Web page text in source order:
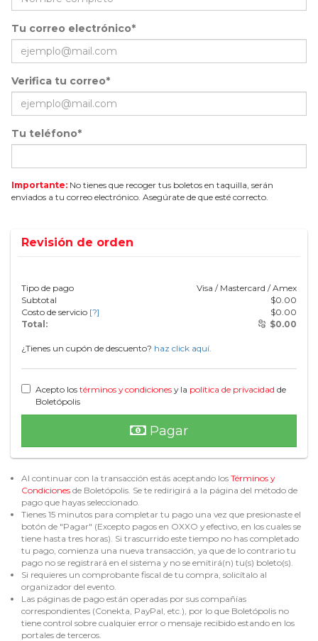
Tu correo electrónico*
Verifica tu correo*
Tu teléfono*
Importante: No tienes que recoger tus boletos en taquilla, serán
enviados a tu correo electrónico. Asegúrate de que esté correcto.
Revisión de orden
Tipo de pago
Visa / Mastercard / Amex
Subtotal
$0.00
Costo de servicio [?] $0.00
Total:
$0.00
¿Tienes un cupón de descuento? haz click aquí.
Acepto los términos y condiciones y la política de privacidad de
Boletópolis
Pagar
Al continuar con la transacción estás aceptando los Términos y
Condiciones de Boletópolis. Se te redirigirá a la página del método de
pago que hayas seleccionado.
Tienes 15 minutos para completar tu pago una vez que presionaste el
botón de "Pagar" (Excepto pagos en OXXO y efectivo, en los cuales se
tiene hasta tres horas). Si trascurrido este tiempo no has completado
tu pago, comienza una nueva transacción, ya que de lo contrario tu
pago no se registrará en el sistema y no se emitirá(n) tu(s) boleto(s).
Si requieres un comprobante fiscal de tu compra, solicítalo al
organizador del evento.
Las páginas de pago están operadas por sus compañías
correspondientes (Conekta, PayPal, etc.), por lo que Boletópolis no
tiene control sobre cualquier error o mensaje recibido estando en los
portales de terceros.